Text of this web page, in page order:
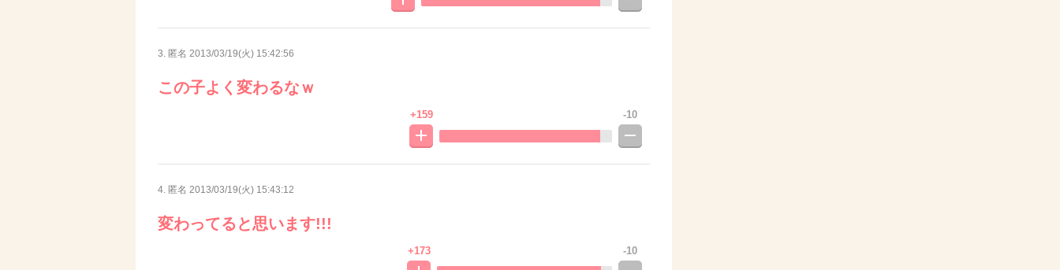
3. 匿名 2013/03/19(火) 15:42:56
この子よく変わるなｗ
+159 -10
4. 匿名 2013/03/19(火) 15:43:12
変わってると思います!!!
+173 -10